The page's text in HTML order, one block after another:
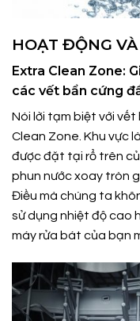
HOẠT ĐỘNG
Extra Clean Zone:
các vết bẩn cứng
Nói lời tạm biệt với
Clean Zone. Khu vực
được đặt tại rổ trên
phun nước xoay tròn
Điều mà chúng ta
sử dụng nhiệt độ cao
máy rửa bát của bạn